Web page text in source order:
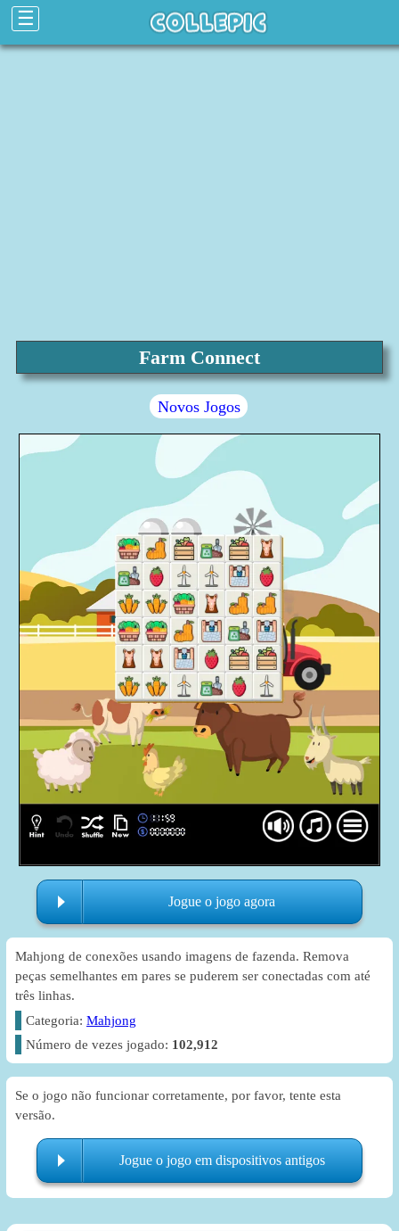
☰
Farm Connect
Novos Jogos
Jogue o jogo agora
Mahjong de conexões usando imagens de fazenda. Remova
peças semelhantes em pares se puderem ser conectadas com até
três linhas.
Categoria:Mahjong
Número de vezes jogado: 102,912
Se o jogo não funcionar corretamente, por favor, tente esta
versão.
Jogue o jogo em dispositivos antigos